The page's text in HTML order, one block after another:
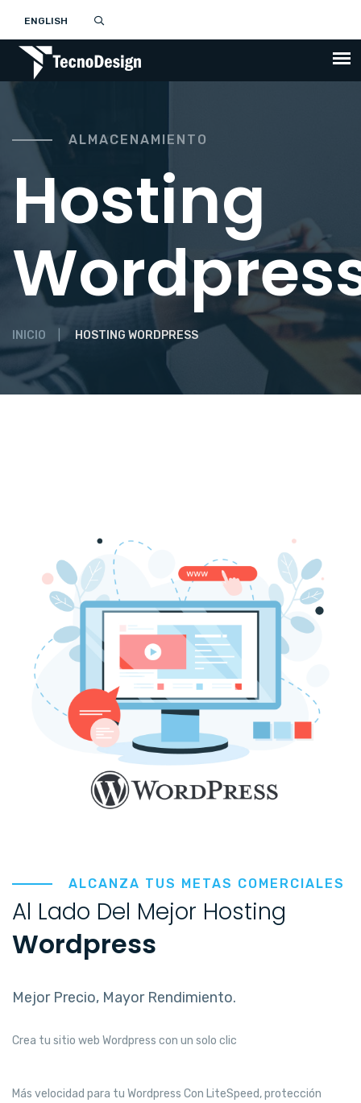
ENGLISH
ALMACENAMIENTO
Hosting
INICIO HOSTING WORDPRESS
ALCANZA TUS METAS COMERCIALES
Al Lado Del Mejor Hosting
Wordpress
Mejor Precio, Mayor Rendimiento.
Crea tu sitio web Wordpress con un solo clic
Más velocidad para tu Wordpress Con LiteSpeed, protección